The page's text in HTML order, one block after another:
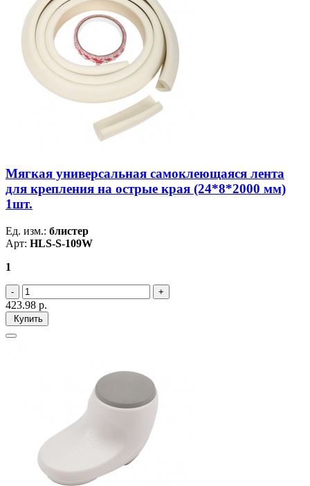
Мягкая универсальная самоклеющаяся лента
для крепления на острые края (24*8*2000 мм)
1шт.
Ед. изм.: блистер
Арт: HLS-S-109W
1
423.98 р.
Купить